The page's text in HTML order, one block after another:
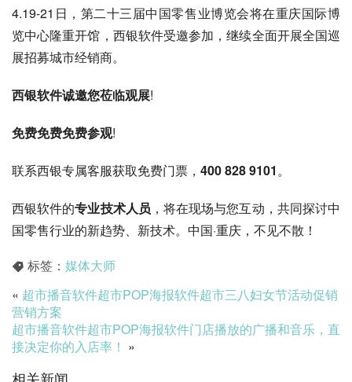
4.19-21日，第二十三届中国零售业博览会将在重庆国际博
览中心隆重开馆，西银软件受邀参加，继续全面开展全国巡
展招募城市经销商。
西银软件诚邀您莅临观展!
免费免费免费参观!
联系西银专属客服获取免费门票， 400 828 9101。
西银软件的专业技术人员 ，将在现场与您互动，共同探讨中
国零售行业的新趋势、新技术。中国·重庆，不见不散！
标签： 媒体大师
« 超市播音软件超市POP海报软件超市三八妇女节活动促销
营销方案
超市播音软件超市POP海报软件门店播放的广播和音乐，直
接决定你的入店率！ »